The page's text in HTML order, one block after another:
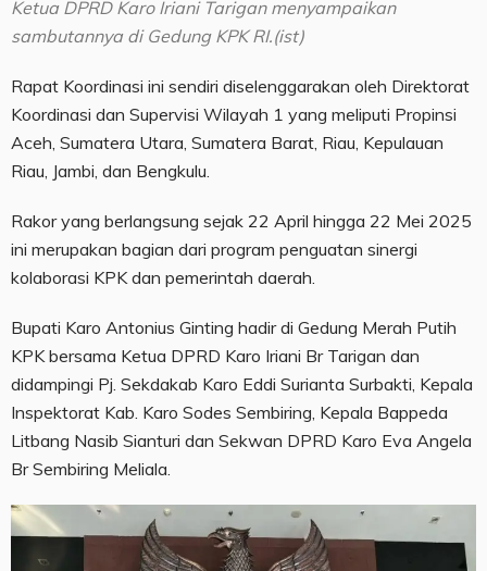
Ketua DPRD Karo Iriani Tarigan menyampaikan
sambutannya di Gedung KPK RI.(ist)
Rapat Koordinasi ini sendiri diselenggarakan oleh Direktorat
Koordinasi dan Supervisi Wilayah 1 yang meliputi Propinsi
Aceh, Sumatera Utara, Sumatera Barat, Riau, Kepulauan
Riau, Jambi, dan Bengkulu.
Rakor yang berlangsung sejak 22 April hingga 22 Mei 2025
ini merupakan bagian dari program penguatan sinergi
kolaborasi KPK dan pemerintah daerah.
Bupati Karo Antonius Ginting hadir di Gedung Merah Putih
KPK bersama Ketua DPRD Karo Iriani Br Tarigan dan
didampingi Pj. Sekdakab Karo Eddi Surianta Surbakti, Kepala
Inspektorat Kab. Karo Sodes Sembiring, Kepala Bappeda
Litbang Nasib Sianturi dan Sekwan DPRD Karo Eva Angela
Br Sembiring Meliala.